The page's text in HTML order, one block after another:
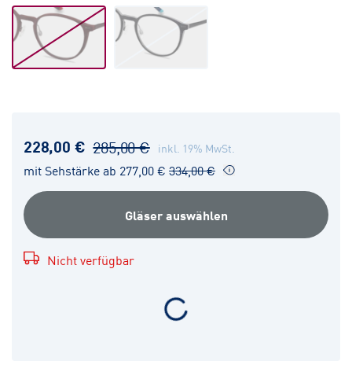
228,00 € 285,00 € inkl. 19% MwSt.
mit Sehstärke ab 277,00 € 334,00 €
Gläser auswählen
Nicht verfügbar